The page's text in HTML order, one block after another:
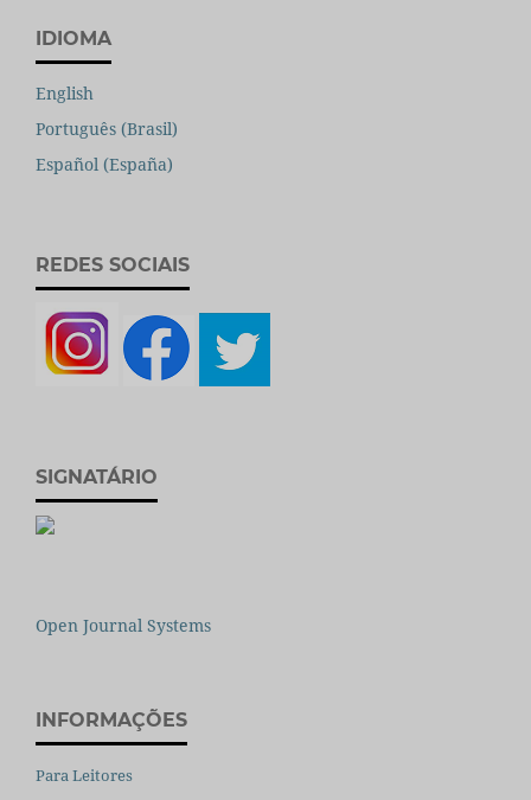
IDIOMA
English
Português (Brasil)
Español (España)
REDES SOCIAIS
SIGNATÁRIO
Open Journal Systems
INFORMAÇÕES
Para Leitores